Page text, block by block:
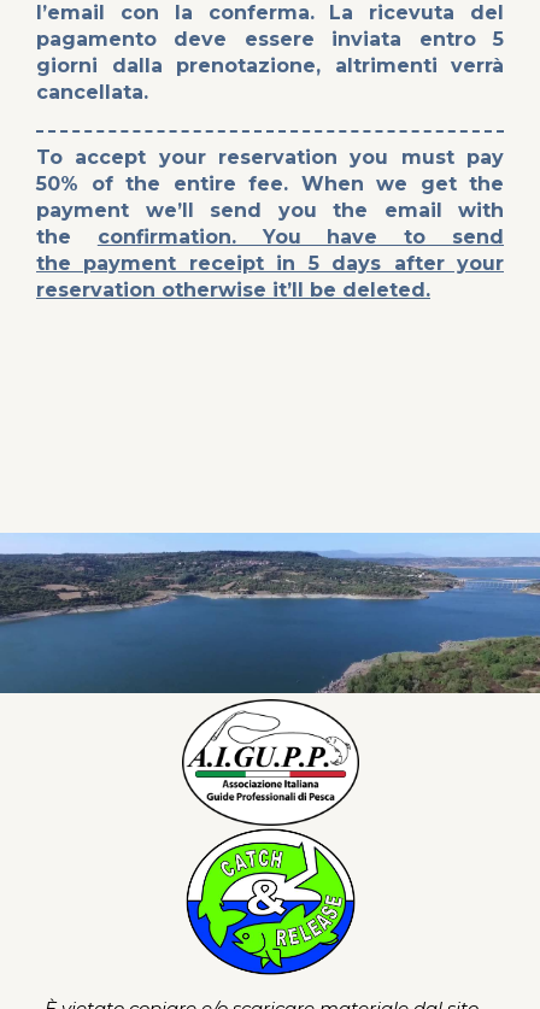
l’email con la conferma. La ricevuta del
pagamento deve essere inviata entro 5
giorni dalla prenotazione, altrimenti verrà
cancellata.
To accept your reservation you must pay
50% of the entire fee. When we get the
payment we’ll send you the email with
the confirmation. You have to send
the payment receipt in 5 days after your
reservation otherwise it’ll be deleted.